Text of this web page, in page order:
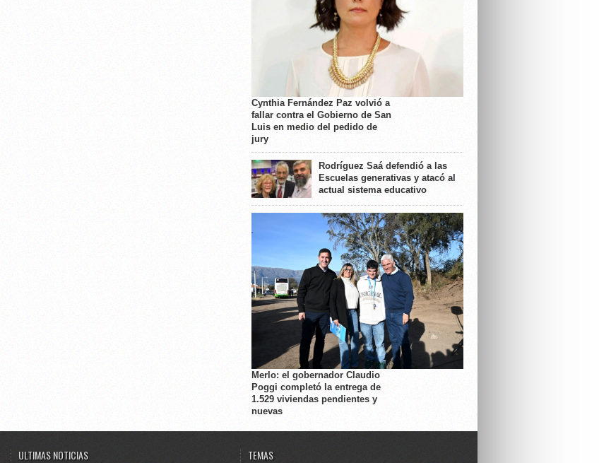
Cynthia Fernández Paz volvió a
fallar contra el Gobierno de San
Luis en medio del pedido de
jury
Rodríguez Saá defendió a las
Escuelas generativas y atacó al
actual sistema educativo
Merlo: el gobernador Claudio
Poggi completó la entrega de
1.529 viviendas pendientes y
nuevas
ULTIMAS NOTICIAS TEMAS